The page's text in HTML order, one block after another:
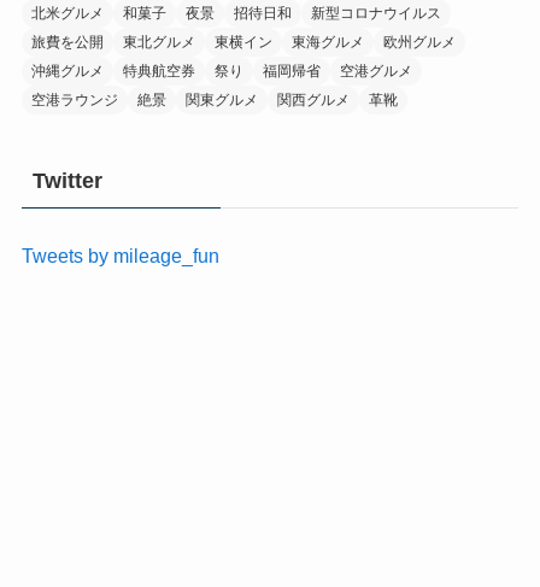
北米グルメ
和菓子 夜景 招待日和
新型コロナウイルス
旅費を公開
東北グルメ 東横イン 東海グルメ
欧州グルメ
沖縄グルメ
特典航空券 祭り 福岡帰省
空港グルメ
空港ラウンジ
絶景 関東グルメ 関西グルメ 革靴
Twitter
Tweets by mileage_fun